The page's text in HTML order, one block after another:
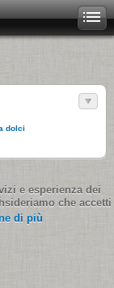
dolci
e esperienza dei
che accetti
di più